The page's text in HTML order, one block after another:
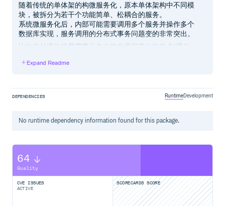
随着传统的单体架的构微服务化，原本单体架构中不同模
块，被拆分为若干个功能简单、松耦合的服务。
系统微服务化后，内部可能需要调用多个服务并操作多个
数据库实现，服务调用的分布式事务问题变的非常突出。
比如支付退款场景需要从各分账方退回平台收益户(退分
方(商家1收益户，商家2收益户，商家3收益户，平台手续
事务保证一致性。
如何解决
transaction框架，执行流程如下：
Try:
商家1收益户->冻结分账金额
商家2收益户->冻结分账金额
商家3收益户->冻结分账金额
Expand Readme
DEPENDENCIES RuntimeDevelopment
No runtimedependency information found for this package.
64
Quality
CVE ISSUES
ACTIVE
SCORECARDS SCORE